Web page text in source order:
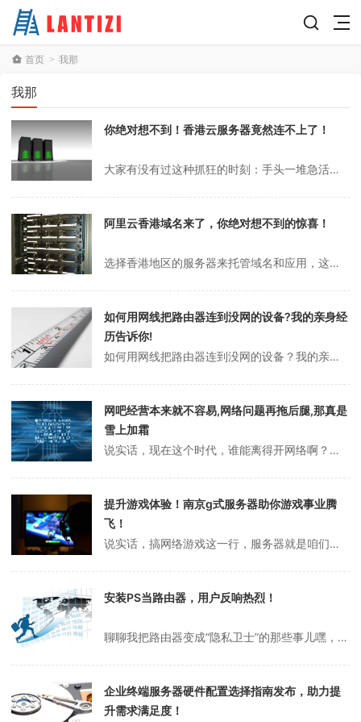
首页 > 我那
我那
你绝对想不到！香港云服务器竟然连不上了！
大家有没有过这种抓狂的时刻：手头一堆急活儿，结果远程的服务器突然就跟你“失联”了，ping不通，SSH连不上，网站打不开，简直让人想砸电脑！尤其是用香港云服务器的时候，有时候信号明明看着满格，但就是死活连不上，那种感觉，唉，别提了。从技术层面讲，香港云服务器连接不上，原因五花八门。可能是你本地网络环境的问题，...
阿里云香港域名来了，你绝对想不到的惊喜！
选择香港地区的服务器来托管域名和应用，这事儿吧，一开始想当然觉得不就那么回事儿嘛。但真上手了，才发现里面的门道还真不少。尤其是当你把目光投向阿里云这样的行业巨头时，各种配置、带宽、线路选择，看得人眼花缭乱。从技术层面讲，香港服务器因其独特的地理位置和网络环境，在连接大陆与海外方面具有天然优势。其国际带宽充足，...
如何用网线把路由器连到没网的设备?我的亲身经
历告诉你!
如何用网线把路由器连到没网的设备？我的亲身经历告诉你！说实话，现在家里谁不是Wi-Fi满天飞？手机、电脑、平板，随便一连就上网，方便得不行。但你有没有遇到过那种信号死角，或者设备压根不支持Wi-Fi，急得抓耳挠腮的时候？老实讲，我前段时间就碰上了这么个糟心事，家里一台老式台式机，完全没网卡，只能干瞪眼。于是我...
网吧经营本来就不容易,网络问题再拖后腿,那真是
雪上加霜
说实话，现在这个时代，谁能离得开网络啊？不管是工作、学习还是娱乐，网络都成了咱们生活中不可或缺的一部分。可你有没有遇到过这样的糟心事：好不容易抽空去网吧打两把游戏，结果网络卡得跟老牛拉车似的，气得我差点砸键盘！作为曾经开过小网吧的人，我太懂这种无奈了。今天就想跟大家聊聊，怎么用远程服务器技术把网吧的网络体验搞...
提升游戏体验！南京g式服务器助你游戏事业腾
飞！
说实话，搞网络游戏这一行，服务器就是咱们的命根子啊！没有一个靠谱的服务器，游戏卡顿、掉线，玩家能直接把你骂上热搜，你说是不是？今天我就想跟大家聊聊南京G式服务器，这玩意儿真心帮了我大忙，让我的小游戏项目从一堆bug里硬是挺了过来，慢慢有了点起色。咱就当是朋友之间唠嗑，分享一下我的心路历程和感受吧！一开始，我压...
安装PS当路由器，用户反响热烈！
聊聊我把路由器变成“隐私卫士”的那些事儿嘿，朋友们，你们有没有那种感觉，觉得自己上网的时候总像被“偷窥”一样？老实讲，我之前就特别烦这种感觉，恨不得给自己的网络加个“隐身衣”。后来听说可以用路由器装个DD-WRT固件，再搞个PS服务，就能把隐私保护得妥妥的，我就心动了！今天就来跟你们唠唠我的折腾经历，嘿嘿，说...
企业终端服务器硬件配置选择指南发布，助力提
升需求满足度！